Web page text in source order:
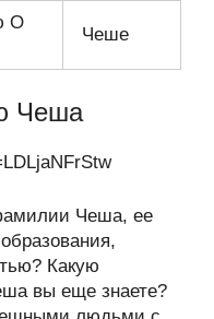
О
Чеше
Чеша
Чеша, ее
Какую
вы еще знаете?